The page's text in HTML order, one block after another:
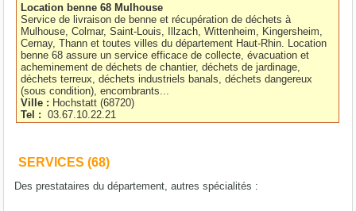
Location benne 68 Mulhouse
Service de livraison de benne et récupération de déchets à
Mulhouse, Colmar, Saint-Louis, Illzach, Wittenheim, Kingersheim,
Cernay, Thann et toutes villes du département Haut-Rhin. Location
benne 68 assure un service efficace de collecte, évacuation et
acheminement de déchets de chantier, déchets de jardinage,
déchets terreux, déchets industriels banals, déchets dangereux
(sous condition), encombrants...
Ville : Hochstatt(68720)
Tel :
03.67.10.22.21
SERVICES (68)
Des prestataires du département, autres spécialités :